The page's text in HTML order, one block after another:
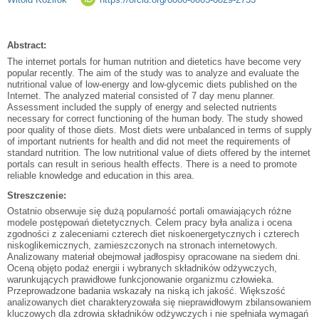
Abstract:
The internet portals for human nutrition and dietetics have become very
popular recently. The aim of the study was to analyze and evaluate the
nutritional value of low-energy and low-glycemic diets published on the
Internet. The analyzed material consisted of 7 day menu planner.
Assessment included the supply of energy and selected nutrients
necessary for correct functioning of the human body. The study showed
poor quality of those diets. Most diets were unbalanced in terms of supply
of important nutrients for health and did not meet the requirements of
standard nutrition. The low nutritional value of diets offered by the internet
portals can result in serious health effects. There is a need to promote
reliable knowledge and education in this area.
Streszczenie:
Ostatnio obserwuje się dużą popularność portali omawiających różne
modele postępowań dietetycznych. Celem pracy była analiza i ocena
zgodności z zaleceniami czterech diet niskoenergetycznych i czterech
niskoglikemicznych, zamieszczonych na stronach internetowych.
Analizowany materiał obejmował jadłospisy opracowane na siedem dni.
Oceną objęto podaż energii i wybranych składników odżywczych,
warunkujących prawidłowe funkcjonowanie organizmu człowieka.
Przeprowadzone badania wskazały na niską ich jakość. Większość
analizowanych diet charakteryzowała się nieprawidłowym zbilansowaniem
kluczowych dla zdrowia składników odżywczych i nie spełniała wymagań